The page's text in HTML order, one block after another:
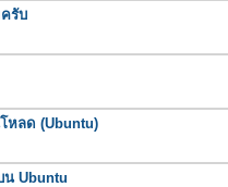
รับ
หลด (Ubuntu)
น Ubuntu